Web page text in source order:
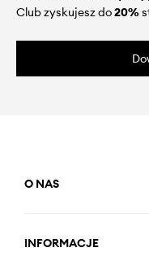
Club zyskujesz do20%
O NAS
INFORMACJE